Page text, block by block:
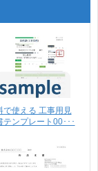
で使える 工事用見
テンプレート00･･･